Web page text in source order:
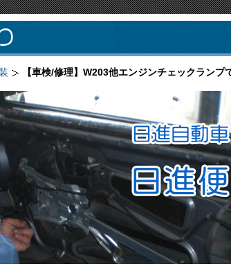
【車検/修理】W203他エンジンチェックランプ